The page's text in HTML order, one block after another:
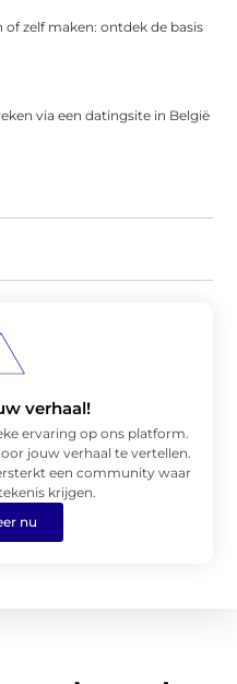
of zelf maken: ontdek de basis
via een datingsite in België
verhaal!
ervaring op ons platform.
jouw verhaal te vertellen.
een community waar
krijgen.
nu